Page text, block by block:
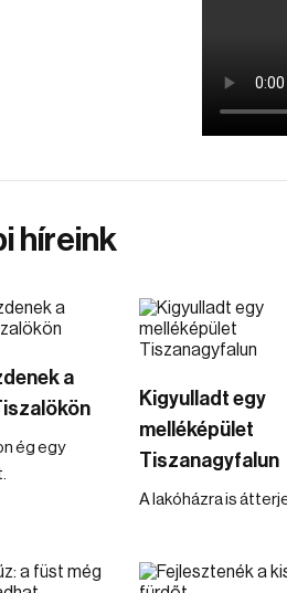
híreink
a
ég egy
Kigyulladt egy
melléképület
Tiszanagyfalun
A lakóházra is